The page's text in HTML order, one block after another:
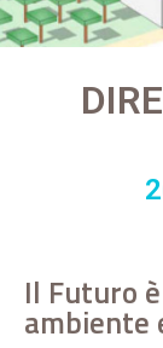
Il Futuro
ambiente